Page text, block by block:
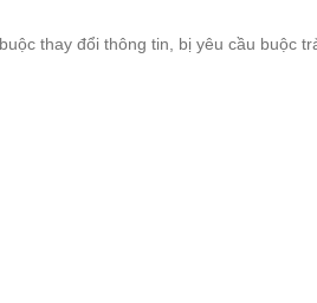
thay đổi thông tin, bị yêu cầu buộc